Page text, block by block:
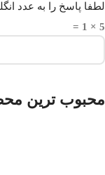
لطفا پاسخ را به عدد
5 × 1 =
محبوب ترین